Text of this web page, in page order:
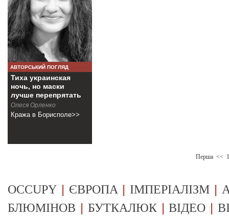
АВТОРСЬКИЙ ПОГЛЯД
Тиха украинская
ночь, но маски
лучше перепрятать
Олеся Орленко
Кража в Борисполе>>
Перша << 1
OCCUPY | ЄВРОПА | ІМПЕРІАЛІЗМ |
БЛЮМІНОВ | БУТКАЛЮК|ВІДЕО |